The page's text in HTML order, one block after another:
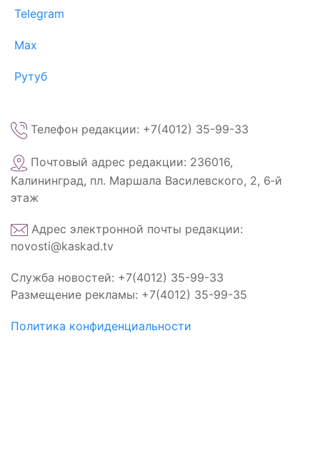
Telegram
Max
Рутуб
Телефон редакции: +7(4012) 35-99-33
Почтовый адрес редакции: 236016,
Калининград, пл. Маршала Василевского, 2, 6‑й
этаж
Адрес электронной почты редакции:
novosti@kaskad.tv
Служба новостей: +7(4012) 35-99-33
Размещение рекламы: +7(4012) 35-99-35
Политика конфиденциальности